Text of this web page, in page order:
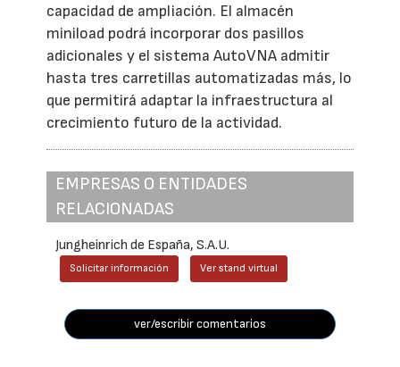
capacidad de ampliación. El almacén
miniload podrá incorporar dos pasillos
adicionales y el sistema AutoVNA admitir
hasta tres carretillas automatizadas más, lo
que permitirá adaptar la infraestructura al
crecimiento futuro de la actividad.
EMPRESAS O ENTIDADES
RELACIONADAS
Jungheinrich de España, S.A.U.
Solicitar información Ver stand virtual
ver/escribir comentarios